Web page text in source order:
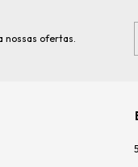
nossas ofertas.